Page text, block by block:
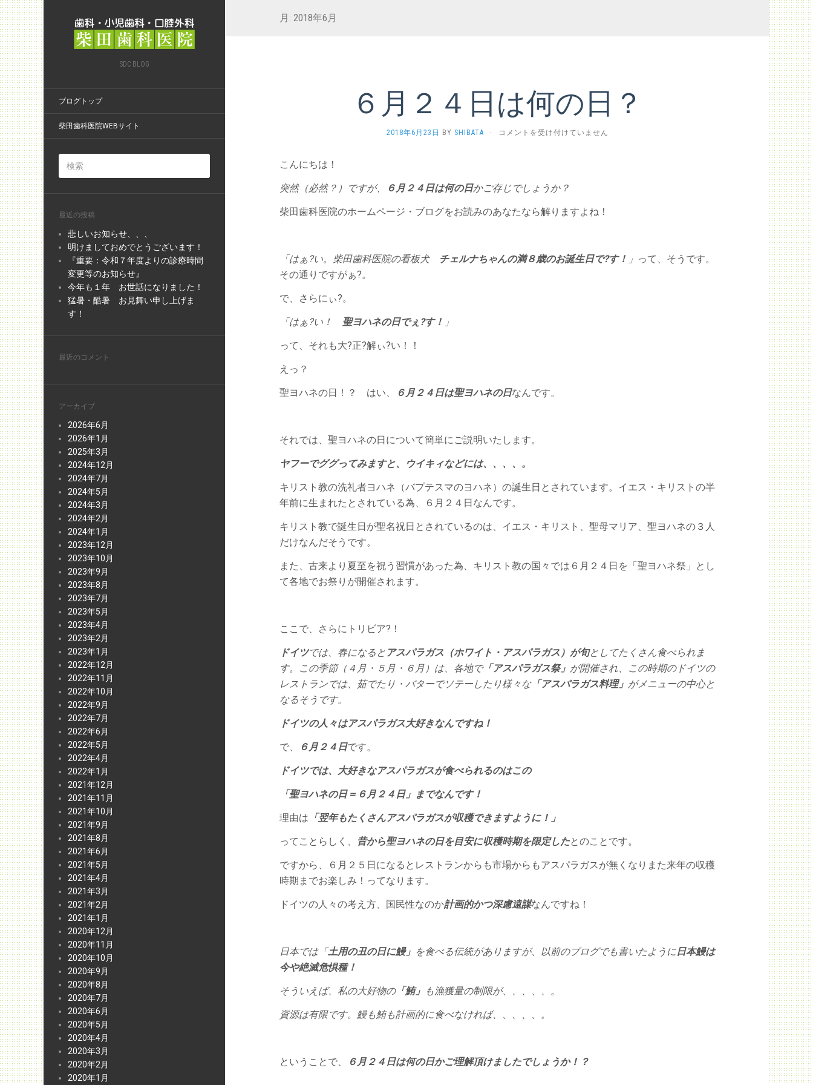
SDC BLOG
ブログトップ
柴田歯科医院WEBサイト
最近の投稿
悲しいお知らせ、、、
明けましておめでとうございます！
『重要：令和７年度よりの診療時間
変更等のお知らせ』
今年も１年 お世話になりました！
猛暑・酷暑 お見舞い申し上げま
す！
最近のコメント
アーカイブ
2026年6月
2026年1月
2025年3月
2024年12月
2024年7月
2024年5月
2024年3月
2024年2月
2024年1月
2023年12月
2023年10月
2023年9月
2023年8月
2023年7月
2023年5月
2023年4月
2023年2月
2023年1月
2022年12月
2022年11月
2022年10月
2022年9月
2022年7月
2022年6月
2022年5月
2022年4月
2022年1月
2021年12月
2021年11月
2021年10月
2021年9月
2021年8月
2021年6月
2021年5月
2021年4月
2021年3月
2021年2月
2021年1月
2020年12月
2020年11月
2020年10月
2020年9月
2020年8月
2020年7月
2020年6月
2020年5月
2020年4月
2020年3月
2020年2月
2020年1月
月: 2018年6月
６月２４日は何の日？
2018年6月23日 BY SHIBATA ·
６
は
の
コメントを受け付けていません
こんにちは！
突然（必然？）ですが、 ６月２４日は何の日かご存じでしょうか？
柴田歯科医院のホームページ・ブログをお読みのあなたなら解りますよね！
「はぁ?い。柴田歯科医院の看板犬 チェルナちゃんの満８歳のお誕生日で?す！ 」 って、そうです。
その通りですがぁ?。
で、さらにぃ?。
「はぁ?い！ 聖ヨハネの日でぇ?す！ 」
って、それも大?正?解ぃ?い！！
えっ？
聖ヨハネの日！？ はい、 ６月２４日は聖ヨハネの日なんです。
それでは、聖ヨハネの日について簡単にご説明いたします。
ヤフーでググってみますと、ウイキィなどには、、、、。
キリスト教の洗礼者ヨハネ（バプテスマのヨハネ）の誕生日とされています。イエス・キリストの半
年前に生まれたとされている為、６月２４日なんです。
キリスト教で誕生日が聖名祝日とされているのは、イエス・キリスト、聖母マリア、聖ヨハネの３人
だけなんだそうです。
また、古来より夏至を祝う習慣があった為、キリスト教の国々では６月２４日を「聖ヨハネ祭」とし
て各地でお祭りが開催されます。
ここで、さらにトリビア?！
ドイツでは、春になると アスパラガス（ホワイト・アスパラガス）が旬としてたくさん食べられま
す。この季節（４月・５月・６月）は、各地で「アスパラガス祭」 が開催され、この時期のドイツの
レストランでは、茹でたり・バターでソテーしたり様々な「アスパラガス料理」 がメニューの中心と
なるそうです。
ドイツの人々はアスパラガス大好きなんですね！
で、 ６月２４日です。
ドイツでは、大好きなアスパラガスが食べられるのはこの
「聖ヨハネの日＝６月２４日」までなんです！
理由は 「翌年もたくさんアスパラガスが収穫できますように！」
ってことらしく、 昔から聖ヨハネの日を目安に収穫時期を限定したとのことです。
ですから、６月２５日になるとレストランからも市場からもアスパラガスが無くなりまた来年の収穫
時期までお楽しみ！ってなります。
ドイツの人々の考え方、国民性なのか計画的かつ深慮遠謀なんですね！
日本では「土用の丑の日に鰻」 を食べる伝統がありますが、以前のブログでも書いたように日本鰻は
今や絶滅危惧種！
そういえば、私の大好物の「鮪」 も漁獲量の制限が、、、、、。
資源は有限です。鰻も鮪も計画的に食べなければ、、、、、。
ということで、 ６月２４日は何の日かご理解頂けましたでしょうか！？